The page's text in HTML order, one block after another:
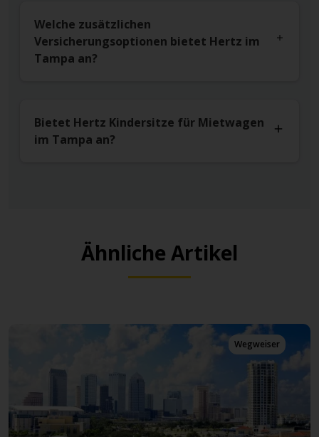
Welche zusätzlichen
Versicherungsoptionen bietet Hertz im
Tampa an?
Bietet Hertz Kindersitze für Mietwagen
im Tampa an?
Ähnliche Artikel
Wegweiser